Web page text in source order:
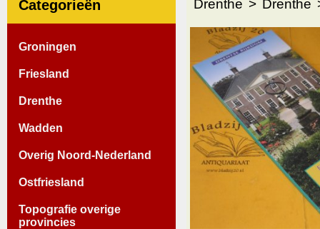
Categorieën
Groningen
Friesland
Drenthe
Wadden
Overig Noord-Nederland
Ostfriesland
Topografie overige
provincies
Drenthe Drenthe